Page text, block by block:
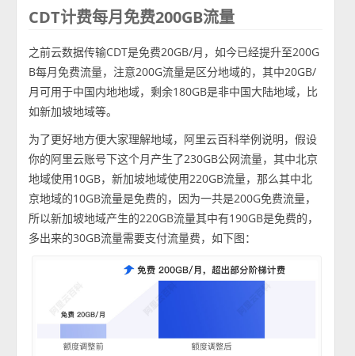
CDT计费每月免费200GB流量
之前云数据传输CDT是免费20GB/月，如今已经提升至200G
B每月免费流量，注意200G流量是区分地域的，其中20GB/
月可用于中国内地地域，剩余180GB是非中国大陆地域，比
如新加坡地域等。
为了更好地方便大家理解地域，阿里云百科举例说明，假设
你的阿里云账号下这个月产生了230GB公网流量，其中北京
地域使用10GB，新加坡地域使用220GB流量，那么其中北
京地域的10GB流量是免费的，因为一共是200G免费流量，
所以新加坡地域产生的220GB流量其中有190GB是免费的，
多出来的30GB流量需要支付流量费，如下图：